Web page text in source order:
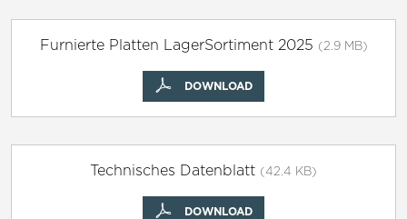
Furnierte Platten LagerSortiment 2025 (2.9 MB)
DOWNLOAD
Technisches Datenblatt (42.4 KB)
DOWNLOAD